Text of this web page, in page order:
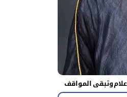
وتبقى المواقف